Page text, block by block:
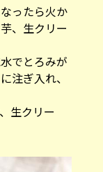
ったら火か
、生クリー
でとろみが
注ぎ入れ、
生クリー